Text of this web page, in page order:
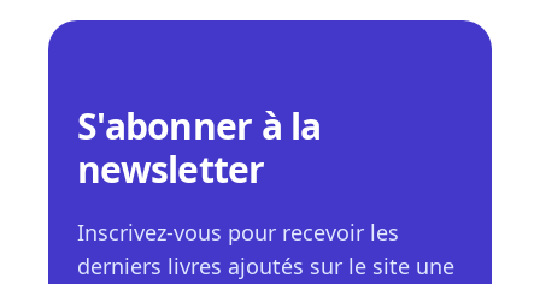
S'abonner à la
newsletter
Inscrivez-vous pour recevoir les
derniers livres ajoutés sur le site une